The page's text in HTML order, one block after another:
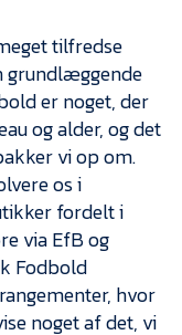
tilfredse
grundlæggende
er noget, der
og alder, og det
vi op om.
os i
fordelt i
via EfB og
Fodbold
hvor
noget af det, vi